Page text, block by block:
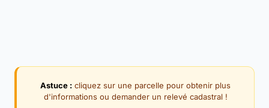
Astuce : cliquez sur une parcelle pour obtenir plus
d'informations ou demander un relevé cadastral !